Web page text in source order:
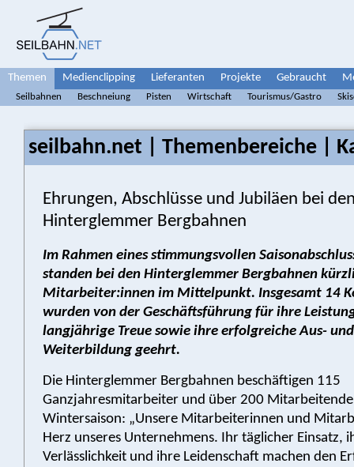
Themen Medienclipping Lieferanten Projekte Gebraucht
Seilbahnen Beschneiung Pisten Wirtschaft Tourismus/Gastro
seilbahn.net | Themenbereiche |
Ehrungen, Abschlüsse und Jubiläen bei
Hinterglemmer Bergbahnen
Im Rahmen eines stimmungsvollen
standen bei den Hinterglemmer Bergbahnen
Mitarbeiter:innen im Mittelpunkt. Insgesamt 14
wurden von der Geschäftsführung für ihre
langjährige Treue sowie ihre erfolgreiche Aus- und
Weiterbildung geehrt.
Die Hinterglemmer Bergbahnen beschäftigen 115
Ganzjahresmitarbeiter und über 200
Wintersaison: „Unsere Mitarbeiterinnen und
Herz unseres Unternehmens. Ihr täglicher Einsatz,
Verlässlichkeit und ihre Leidenschaft machen den